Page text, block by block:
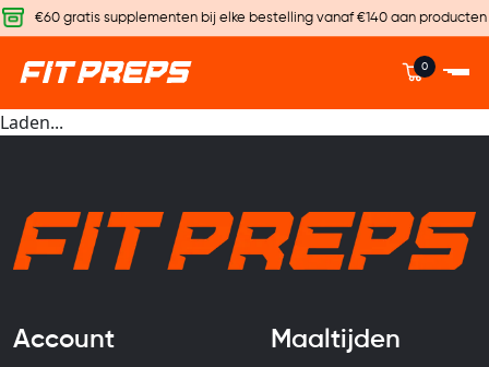
€60 gratis supplementen bij elke bestelling vanaf €140 aan producten
0
Laden...
Account Maaltijden